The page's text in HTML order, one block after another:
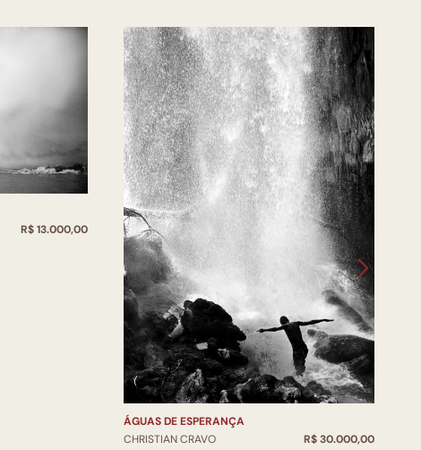
R$ 13.000,00
ÁGUAS DE ESPERANÇA
CHRISTIAN CRAVO
R$ 30.000,00